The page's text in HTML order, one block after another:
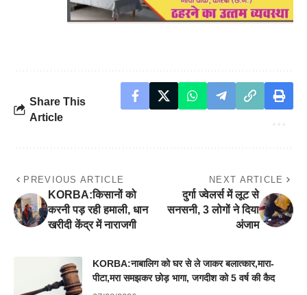
Share This
Article
PREVIOUS ARTICLE
KORBA:किसानों को
करनी पड़ रही हमाली, धान
खरीदी केंद्र में नाराजगी
NEXT ARTICLE
दुर्गा ज्वेलर्स में लूट से
सनसनी, 3 लोगों ने दिया
अंजाम
KORBA:नाबालिग को घर से ले जाकर बलात्कार,मारा-
पीटा,मरा समझकर छोड़ भागा, जगदीश को 5 वर्ष की कैद